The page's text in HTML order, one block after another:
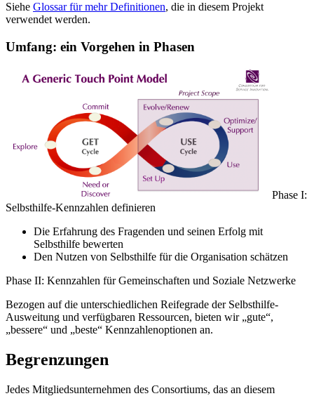
Siehe Glossar für mehr Definitionen, die in diesem Projekt
verwendet werden.
Umfang: ein Vorgehen in Phasen
Phase I:
Selbsthilfe-Kennzahlen definieren
Die Erfahrung des Fragenden und seinen Erfolg mit
Selbsthilfe bewerten
Den Nutzen von Selbsthilfe für die Organisation schätzen
Phase II: Kennzahlen für Gemeinschaften und Soziale Netzwerke
Bezogen auf die unterschiedlichen Reifegrade der Selbsthilfe-
Ausweitung und verfügbaren Ressourcen, bieten wir „gute“,
„bessere“ und „beste“ Kennzahlenoptionen an.
Begrenzungen
Jedes Mitgliedsunternehmen des Consortiums, das an diesem